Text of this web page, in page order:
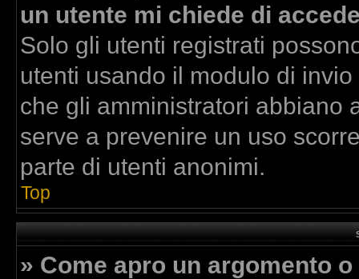
un utente mi chiede di
Solo gli utenti registrati
utenti usando il modulo di
che gli amministratori abbiano
serve a prevenire un uso
parte di utenti anonimi.
Top
» Come apro un argomento